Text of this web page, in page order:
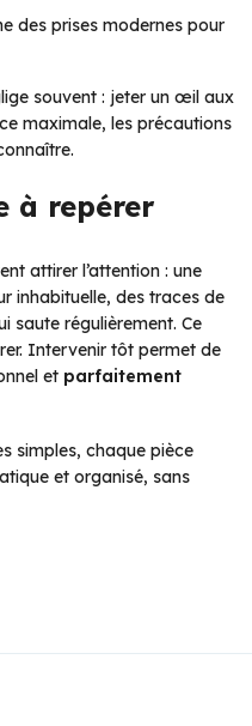
des prises modernes pour
souvent : jeter un œil aux
maximale, les précautions
à repérer
attirer l’attention : une
inhabituelle, des traces de
saute régulièrement. Ce
Intervenir tôt permet de
et parfaitement
simples, chaque pièce
et organisé, sans